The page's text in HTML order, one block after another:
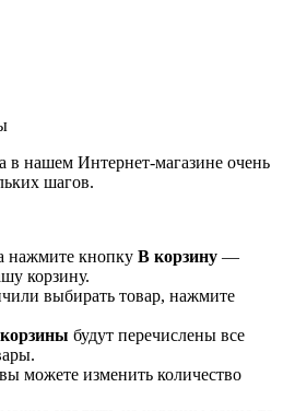
в нашем Интернет-магазине очень
шагов.
нажмите кнопку В корзину —
корзину.
выбирать товар, нажмите
будут перечислены все
вы можете изменить количество